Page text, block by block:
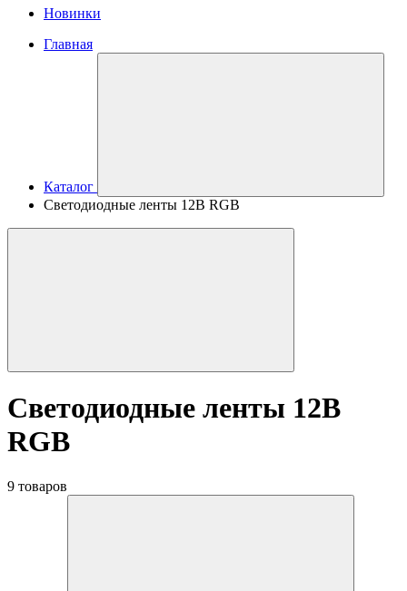
Новинки
Главная
Каталог
Светодиодные ленты 12В RGB
Светодиодные ленты 12В
RGB
9 товаров